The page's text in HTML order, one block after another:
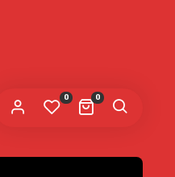
0
0
pour vous